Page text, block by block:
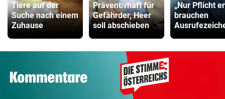
Tiere auf der
Suche nach einem
Zuhause
Präventivhaft für
Gefährder, Heer
soll abschieben
„Nur Pflicht
brauchen